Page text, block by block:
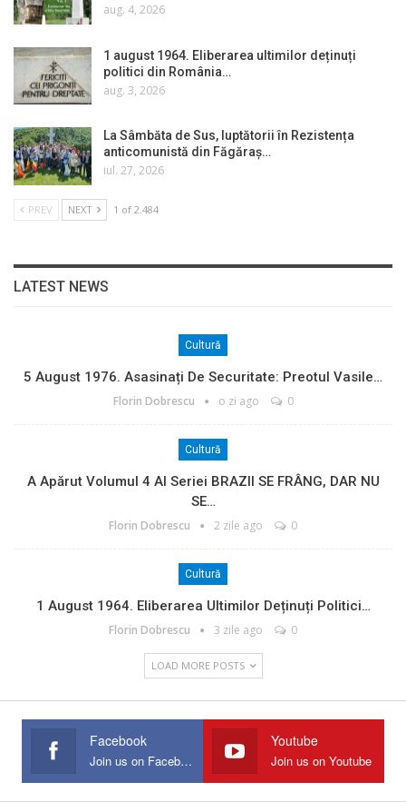
aug. 4, 2026
1 august 1964. Eliberarea ultimilor deținuți
politici din România…
aug. 3, 2026
La Sâmbăta de Sus, luptătorii în Rezistența
anticomunistă din Făgăraș…
iul. 27, 2026
PREV NEXT 1 of 2.484
LATEST NEWS
Cultură
5 August 1976. Asasinați De Securitate: Preotul Vasile…
Florin Dobrescu o zi ago 0
Cultură
A Apărut Volumul 4 Al Seriei BRAZII SE FRÂNG, DAR NU
SE…
Florin Dobrescu 2 zile ago 0
Cultură
1 August 1964. Eliberarea Ultimilor Deținuți Politici…
Florin Dobrescu 3 zile ago 0
LOAD MORE POSTS
Facebook
Join us on Facebook
Youtube
Join us on Youtube